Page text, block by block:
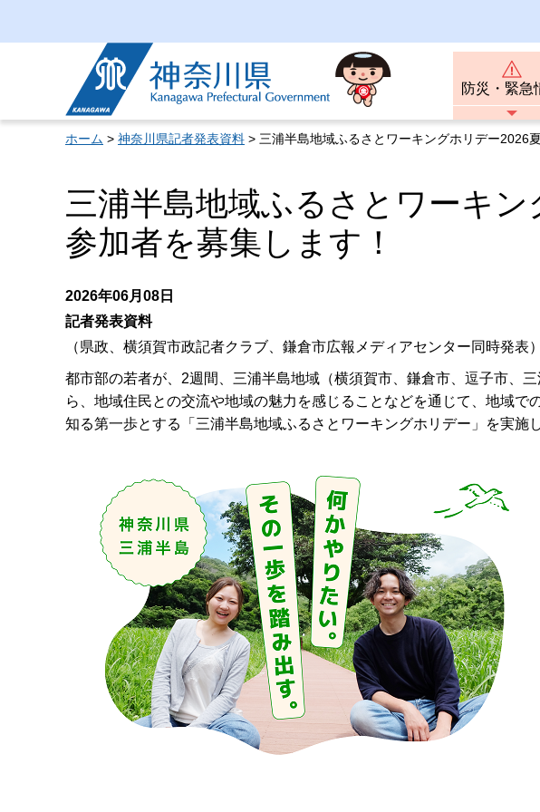
神奈川県
防災・緊急
ホーム > 神奈川県記者発表資料 > 三浦半島地域ふるさとワーキングホリデー2026
三浦半島地域ふるさとワーキ
参加者を募集します！
2026年06月08日
記者発表資料
（県政、横須賀市政記者クラブ、鎌倉市広報メディアセンター同時発表）
都市部の若者が、2週間、三浦半島地域（横須賀市、鎌倉市、逗子市、
ら、地域住民との交流や地域の魅力を感じることなどを通じて、地域で
知る第一歩とする「三浦半島地域ふるさとワーキングホリデー」を実施し